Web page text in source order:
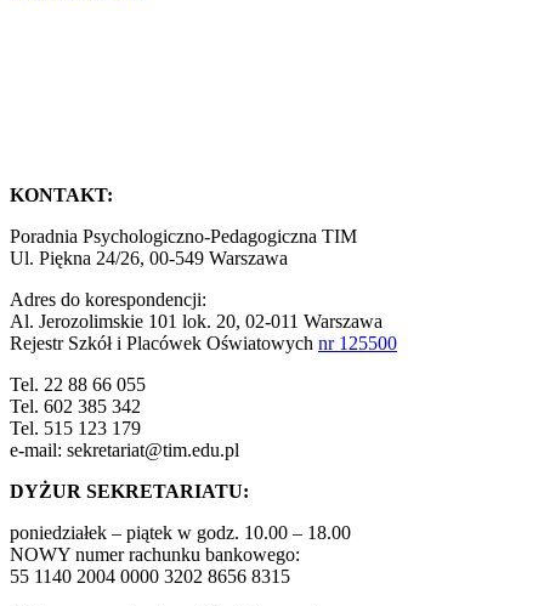
KONTAKT:
Poradnia Psychologiczno-Pedagogiczna TIM
Ul. Piękna 24/26, 00-549 Warszawa
Adres do korespondencji:
Al. Jerozolimskie 101 lok. 20, 02-011 Warszawa
Rejestr Szkół i Placówek Oświatowych nr 125500
Tel. 22 88 66 055
Tel. 602 385 342
Tel. 515 123 179
e-mail: sekretariat@tim.edu.pl
DYŻUR SEKRETARIATU:
poniedziałek – piątek w godz. 10.00 – 18.00
NOWY numer rachunku bankowego:
55 1140 2004 0000 3202 8656 8315